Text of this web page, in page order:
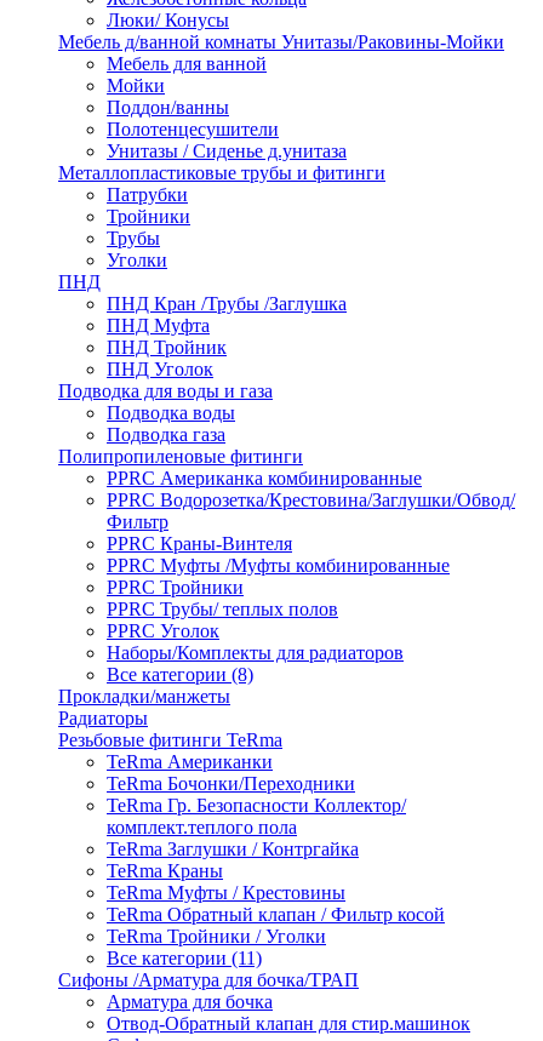
Люки/ Конусы
Мебель д/ванной комнаты Унитазы/Раковины-Мойки
Мебель для ванной
Мойки
Поддон/ванны
Полотенцесушители
Унитазы / Сиденье д.унитаза
Металлопластиковые трубы и фитинги
Патрубки
Тройники
Трубы
Уголки
ПНД
ПНД Кран /Трубы /Заглушка
ПНД Муфта
ПНД Тройник
ПНД Уголок
Подводка для воды и газа
Подводка воды
Подводка газа
Полипропиленовые фитинги
PPRC Американка комбинированные
PPRC Водорозетка/Крестовина/Заглушки/Обвод/
Фильтр
PPRC Краны-Винтеля
PPRC Муфты /Муфты комбинированные
PPRC Тройники
PPRC Трубы/ теплых полов
PPRC Уголок
Наборы/Комплекты для радиаторов
Все категории (8)
Прокладки/манжеты
Радиаторы
Резьбовые фитинги TeRma
TeRma Американки
TeRma Бочонки/Переходники
TeRma Гр. Безопасности Коллектор/
комплект.теплого пола
TeRma Заглушки / Контргайка
TeRma Краны
TeRma Муфты / Крестовины
TeRma Обратный клапан / Фильтр косой
TeRma Тройники / Уголки
Все категории (11)
Сифоны /Арматура для бочка/ТРАП
Арматура для бочка
Отвод-Обратный клапан для стир.машинок